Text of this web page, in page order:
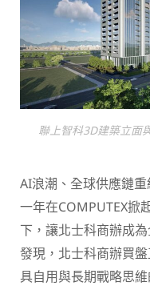
聯上智科3D建築立面
AI浪潮、全球供應鏈
一年在COMPUTEX掀
下，讓北士科商辦成
發現，北士科商辦買
具自用與長期戰略思